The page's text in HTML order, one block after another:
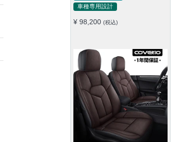
車種専用設計
¥ 98,200 (税込)